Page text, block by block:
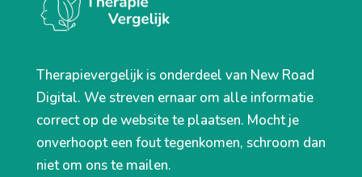
Therapievergelijk is onderdeel van New Road
Digital. We streven ernaar om alle informatie
correct op de website te plaatsen. Mocht je
onverhoopt een fout tegenkomen, schroom dan
niet om ons te mailen.